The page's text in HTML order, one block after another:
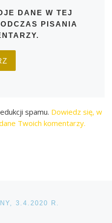
DANE W TEJ
PISANIA
spamu. Dowiedz się, w
Twoich komentarzy.
3.4.2020 R.